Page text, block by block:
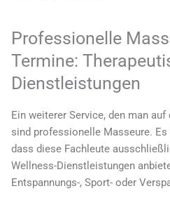
Professionelle
Termine:
Dienstleistungen
Ein weiterer Service, den man
sind professionelle Masseure.
dass diese Fachleute
Wellness-Dienstleistungen
Entspannungs-, Sport- oder